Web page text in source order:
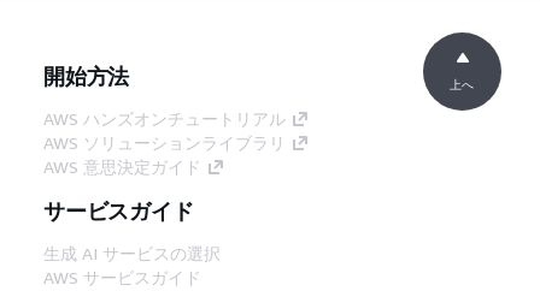
開始方法
AWS ハンズオンチュートリアル
AWS ソリューションライブラリ
AWS 意思決定ガイド
サービスガイド
生成 AI サービスの選択
AWS サービスガイド
上へ